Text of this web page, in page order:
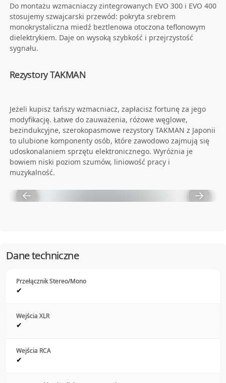
Do montażu wzmacniaczy zintegrowanych EVO 300 i EVO 400
stosujemy szwajcarski przewód: pokryta srebrem
monokrystaliczna miedź beztlenowa otoczona teflonowym
dielektrykiem. Daje on wysoką szybkość i przejrzystość
sygnału.
Rezystory TAKMAN
Jeżeli kupisz tańszy wzmacniacz, zapłacisz fortunę za jego
modyfikację. Łatwe do zauważenia, różowe węglowe,
bezindukcyjne, szerokopasmowe rezystory TAKMAN z Japonii
to ulubione komponenty osób, które zawodowo zajmują się
udoskonalaniem sprzętu elektronicznego. Wyróżnia je
bowiem niski poziom szumów, liniowość pracy i
muzykalność.
Dane techniczne
Przełącznik Stereo/Mono
✔
Wejścia XLR
✔
Wejścia RCA
✔